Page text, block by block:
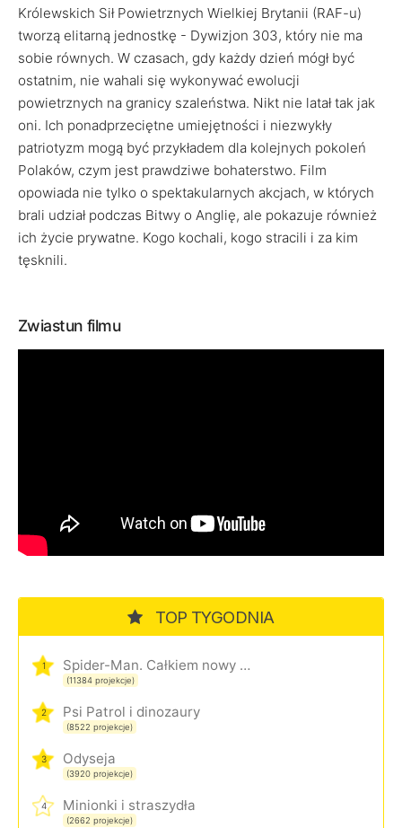
Królewskich Sił Powietrznych Wielkiej Brytanii (RAF-u)
tworzą elitarną jednostkę - Dywizjon 303, który nie ma
sobie równych. W czasach, gdy każdy dzień mógł być
ostatnim, nie wahali się wykonywać ewolucji
powietrznych na granicy szaleństwa. Nikt nie latał tak jak
oni. Ich ponadprzeciętne umiejętności i niezwykły
patriotyzm mogą być przykładem dla kolejnych pokoleń
Polaków, czym jest prawdziwe bohaterstwo. Film
opowiada nie tylko o spektakularnych akcjach, w których
brali udział podczas Bitwy o Anglię, ale pokazuje również
ich życie prywatne. Kogo kochali, kogo stracili i za kim
tęsknili.
Zwiastun filmu
TOP TYGODNIA
1 Spider-Man. Całkiem nowy dzień
(11384 projekcje)
2 Psi Patrol i dinozaury
(8522 projekcje)
3 Odyseja
(3920 projekcje)
4 Minionki i straszydła
(2662 projekcje)